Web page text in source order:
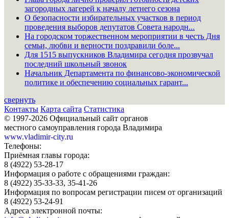
загородных лагерей к началу летнего сезона
О безопасности избирательных участков в период
проведения выборов депутатов Совета народн...
На городском торжественном мероприятии в честь Дня
семьи, любви и верности поздравили боле...
Для 1515 выпускников Владимира сегодня прозвучал
последний школьный звонок
Начальник Департамента по финансово-экономической
политике и обеспечению социальных гарант...
свернуть
Контакты Карта сайта Статистика
© 1997-2026 Официальный сайт органов
местного самоуправления города Владимира
www.vladimir-city.ru
Телефоны:
Приёмная главы города:
8 (4922) 53-28-17
Информация о работе с обращениями граждан:
8 (4922) 35-33-33, 35-41-26
Информация по вопросам регистрации писем от организаций
8 (4922) 53-24-91
Адреса электронной почты: